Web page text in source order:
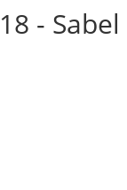
-